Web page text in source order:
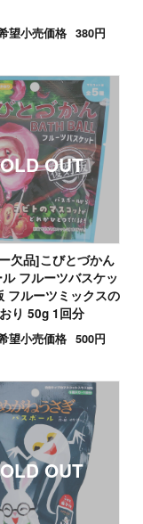
望小売価格 380円
欠品]こびとづかん
フルーツバスケッ
フルーツミックスの
り 50g 1回分
望小売価格 500円